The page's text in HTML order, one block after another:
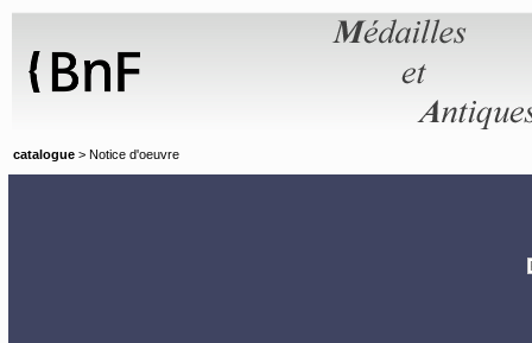
catalogue > Notice d'oeuvre